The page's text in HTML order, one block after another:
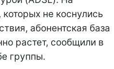
которых не коснулись
абонентская база
растет, сообщили в
группы.